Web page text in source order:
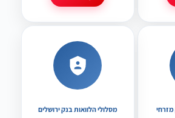
מזרחי
מסלולי הלוואות בנק ירושלים